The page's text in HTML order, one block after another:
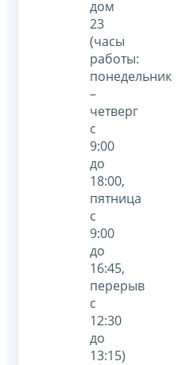
дом
23
(часы
работы:
понедельник
–
четверг
с
9:00
до
18:00,
пятница
с
9:00
до
16:45,
перерыв
с
12:30
до
13:15)